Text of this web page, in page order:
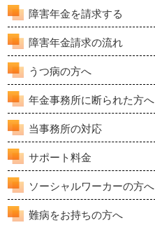
障害年金を請求する
障害年金請求の流れ
うつ病の方へ
年金事務所に断られた方へ
当事務所の対応
サポート料金
ソーシャルワーカーの方へ
難病をお持ちの方へ